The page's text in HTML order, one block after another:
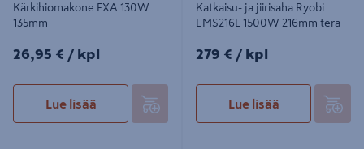
Kärkihiomakone FXA 130W
135mm
26,95€/kpl
26,95 € / kpl
Lue lisää
Katkaisu- ja jiirisaha Ryobi
EMS216L 1500W 216mm terä
279€/kpl
279 € / kpl
Lue lisää